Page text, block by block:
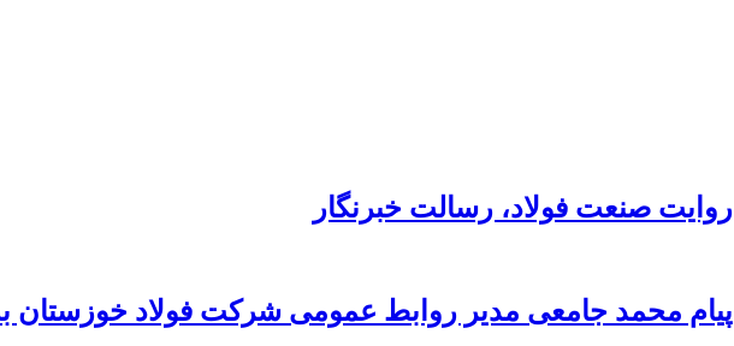
روایت صنعت فولاد،‌ رسالت خبرنگار
پیام محمد جامعی مدیر روابط عمومی شرکت فولاد خوزستان